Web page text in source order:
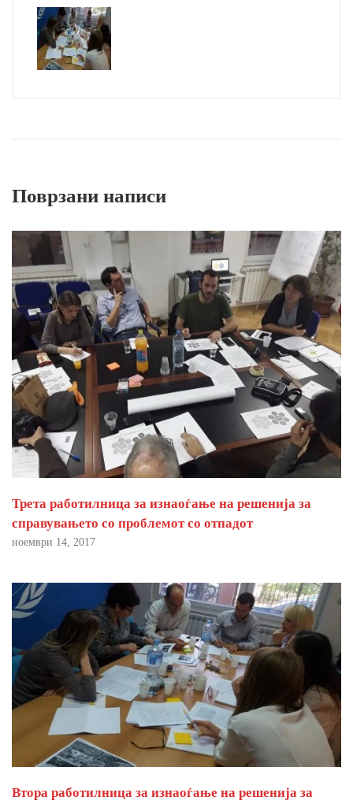
Поврзани написи
Трета работилница за изнаоѓање на решенија за
справувањето со проблемот со отпадот
ноември 14, 2017
Втора работилница за изнаоѓање на решенија за